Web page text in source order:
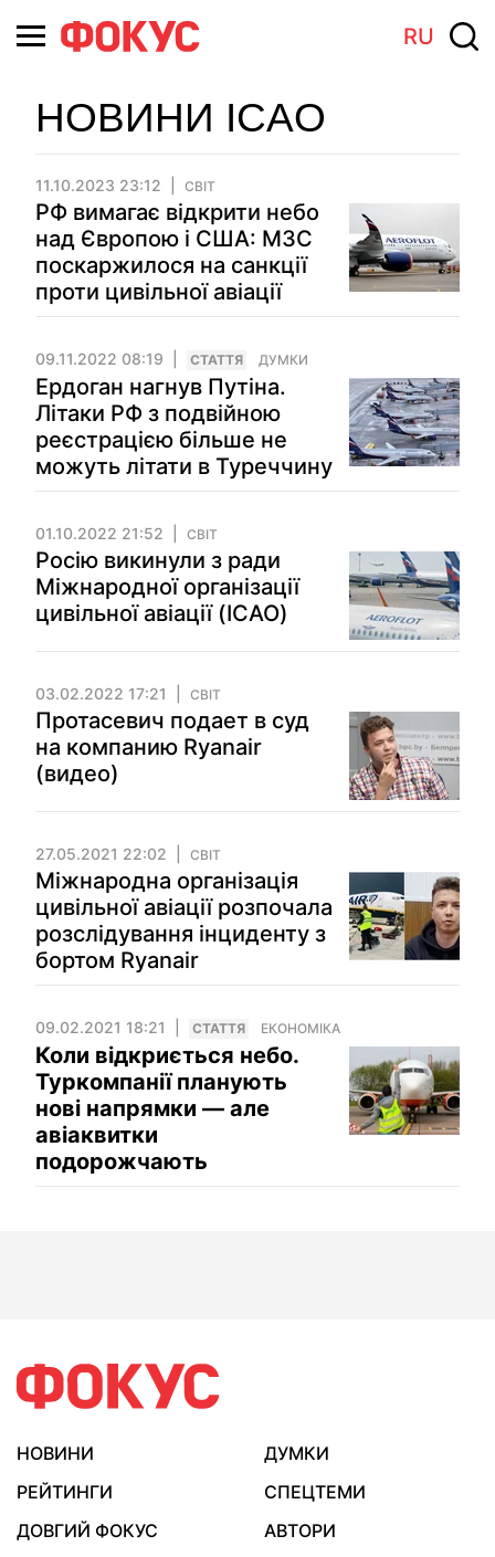
RU
НОВИНИ ICAO
11.10.2023 23:12 СВІТ
РФ вимагає відкрити небо
над Європою і США: МЗС
поскаржилося на санкції
проти цивільної авіації
09.11.2022 08:19 СТАТТЯ ДУМКИ
Ердоган нагнув Путіна.
Літаки РФ з подвійною
реєстрацією більше не
можуть літати в Туреччину
01.10.2022 21:52 СВІТ
Росію викинули з ради
Міжнародної організації
цивільної авіації (ICAO)
03.02.2022 17:21 СВІТ
Протасевич подает в суд
на компанию Ryanair
(видео)
27.05.2021 22:02 СВІТ
Міжнародна організація
цивільної авіації розпочала
розслідування інциденту з
бортом Ryanair
09.02.2021 18:21 СТАТТЯ ЕКОНОМІКА
Коли відкриється небо.
Туркомпанії планують
нові напрямки — але
авіаквитки
подорожчають
НОВИНИ
ДУМКИ
РЕЙТИНГИ
СПЕЦТЕМИ
ДОВГИЙ ФОКУС
АВТОРИ